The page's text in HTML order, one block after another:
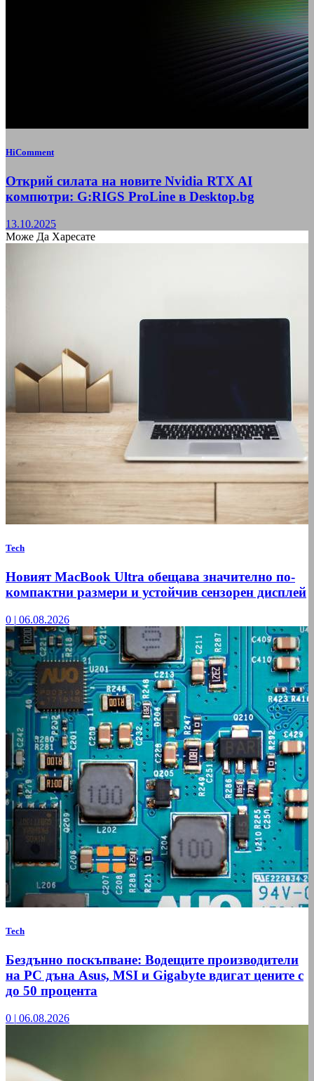
HiComment
Открий силата на новите Nvidia RTX AI
компютри: G:RIGS ProLine в Desktop.bg
13.10.2025
Може Да Харесате
Tech
Новият MacBook Ultra обещава значително по-
компактни размери и устойчив сензорен дисплей
0 | 06.08.2026
Tech
Бездънно поскъпване: Водещите производители
на РС дъна Asus, MSI и Gigabyte вдигат цените с
до 50 процента
0 | 06.08.2026